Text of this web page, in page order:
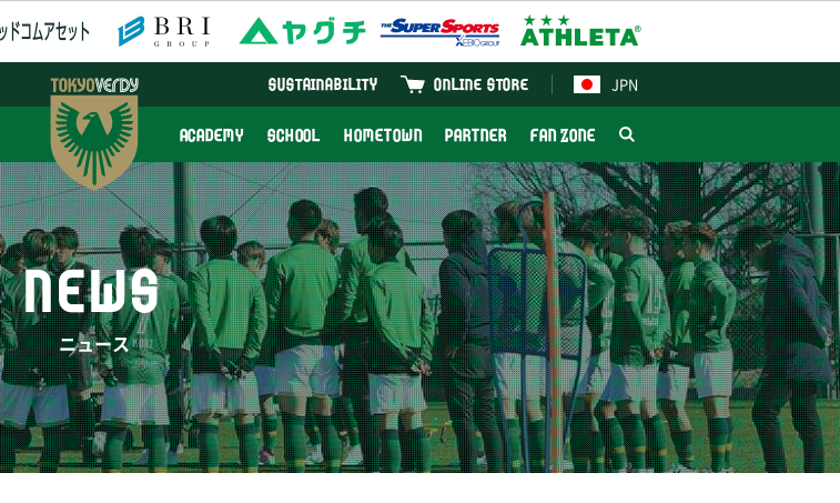
JPN
ONLINE STORE
SUSTAINABILITY
ACADEMY SCHOOL HOMETOWN PARTNER FAN ZONE
NEWS
ニュース